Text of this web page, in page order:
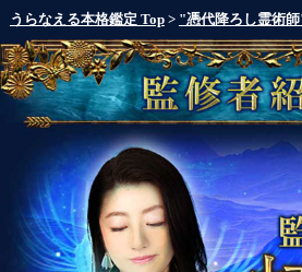
うらなえる本格鑑定 Top> "憑代降ろし霊術